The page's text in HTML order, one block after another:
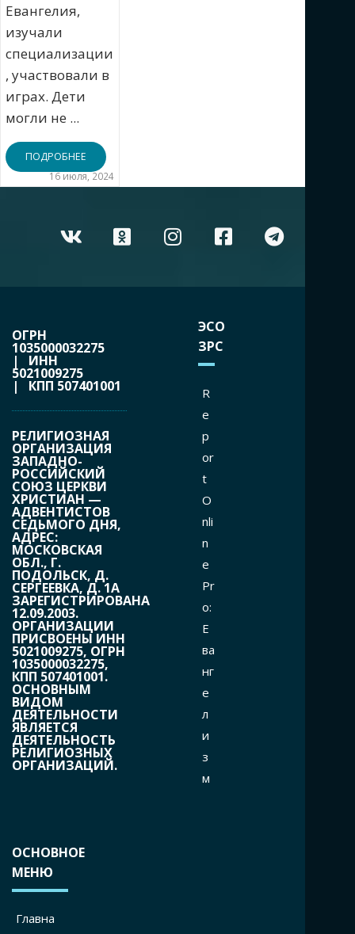
Евангелия,
изучали
специализации
, участвовали в
играх. Дети
могли не ...
ПОДРОБНЕЕ
16 июля, 2024
ОГРН
1035000032275
| ИНН
5021009275
| КПП 507401001
РЕЛИГИОЗНАЯ
ОРГАНИЗАЦИЯ
ЗАПАДНО-
РОССИЙСКИЙ
СОЮЗ ЦЕРКВИ
ХРИСТИАН —
АДВЕНТИСТОВ
СЕДЬМОГО ДНЯ,
АДРЕС:
МОСКОВСКАЯ
ОБЛ., Г.
ПОДОЛЬСК, Д.
СЕРГЕЕВКА, Д. 1А
ЗАРЕГИСТРИРОВАНА
12.09.2003.
ОРГАНИЗАЦИИ
ПРИСВОЕНЫ ИНН
5021009275, ОГРН
1035000032275,
КПП 507401001.
ОСНОВНЫМ
ВИДОМ
ДЕЯТЕЛЬНОСТИ
ЯВЛЯЕТСЯ
ДЕЯТЕЛЬНОСТЬ
РЕЛИГИОЗНЫХ
ОРГАНИЗАЦИЙ.
ЭСО
ЗРС
R
e
p
or
t
O
nli
n
e
Pr
o:
Е
ва
нг
е
л
и
з
м
ОСНОВНОЕ
МЕНЮ
Главна